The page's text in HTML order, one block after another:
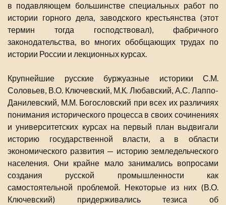
в подавляющем большинстве специальных работ по
истории горного дела, заводского крестьянства (этот
термин тогда господствовал), фабричного
законодательства, во многих обобщающих трудах по
истории России и лекционных курсах.
Крупнейшие русские буржуазные историки С.М.
Соловьев, В.О. Ключевский, М.К. Любавский, А.С. Лаппо-
Данилевский, М.М. Богословский при всех их различиях
понимания исторического процесса в своих сочинениях
и университетских курсах на первый план выдвигали
историю государственной власти, а в области
экономического развития — историю земледельческого
населения. Они крайне мало занимались вопросами
создания русской промышленности как
самостоятельной проблемой. Некоторые из них (В.О.
Ключевский) придерживались тезиса об